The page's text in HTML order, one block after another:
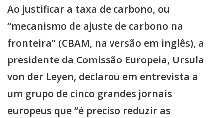
Ao justificar a taxa de carbono, ou
“mecanismo de ajuste de carbono na
fronteira” (CBAM, na versão em inglês), a
presidente da Comissão Europeia, Ursula
von der Leyen, declarou em entrevista a
um grupo de cinco grandes jornais
europeus que “é preciso reduzir as